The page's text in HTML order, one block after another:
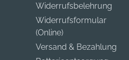
Widerrufsbelehrung
Widerrufsformular
(Online)
Versand & Bezahlung